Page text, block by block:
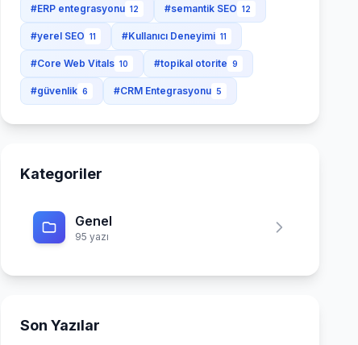
#ERP entegrasyonu 12 #semantik SEO 12
#yerel SEO 11 #Kullanıcı Deneyimi 11
#Core Web Vitals 10 #topikal otorite 9
#güvenlik 6 #CRM Entegrasyonu 5
Kategoriler
Genel
95 yazı
Son Yazılar